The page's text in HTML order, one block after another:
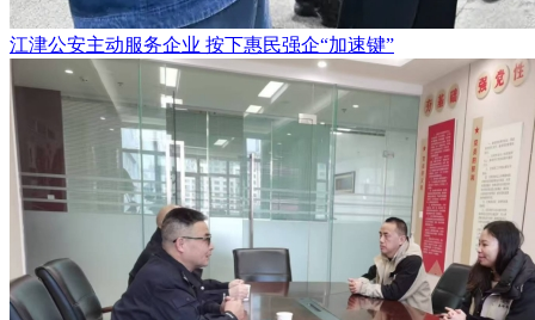
江津公安主动服务企业 按下惠民强企“加速键”